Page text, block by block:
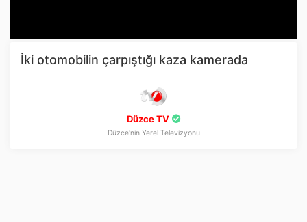
İki otomobilin çarpıştığı kaza kamerada
Düzce TV
Düzce'nin Yerel Televizyonu